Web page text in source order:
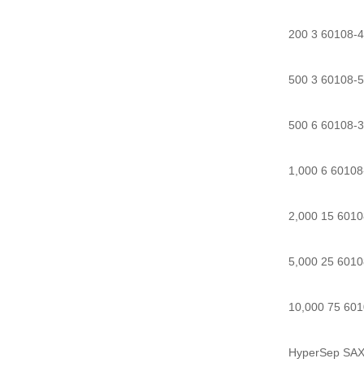
200 3 60108-
500 3 60108-
500 6 60108-
1,000 6
2,000 15
5,000 25
10,000 75
HyperSep